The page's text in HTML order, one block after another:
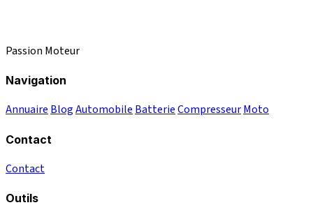
Passion Moteur
Navigation
Annuaire BlogAutomobile BatterieCompresseurMoto
Contact
Contact
Outils